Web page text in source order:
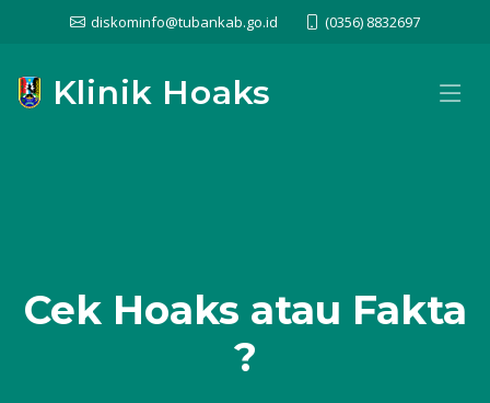
diskominfo@tubankab.go.id (0356) 8832697
Klinik Hoaks
Cek Hoaks atau Fakta
?